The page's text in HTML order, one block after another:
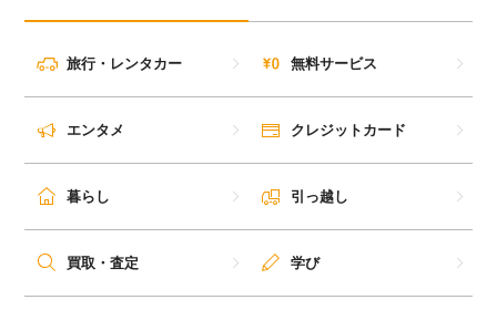
旅行・レンタカー 無料サービス
エンタメ クレジットカード
暮らし 引っ越し
買取・査定 学び